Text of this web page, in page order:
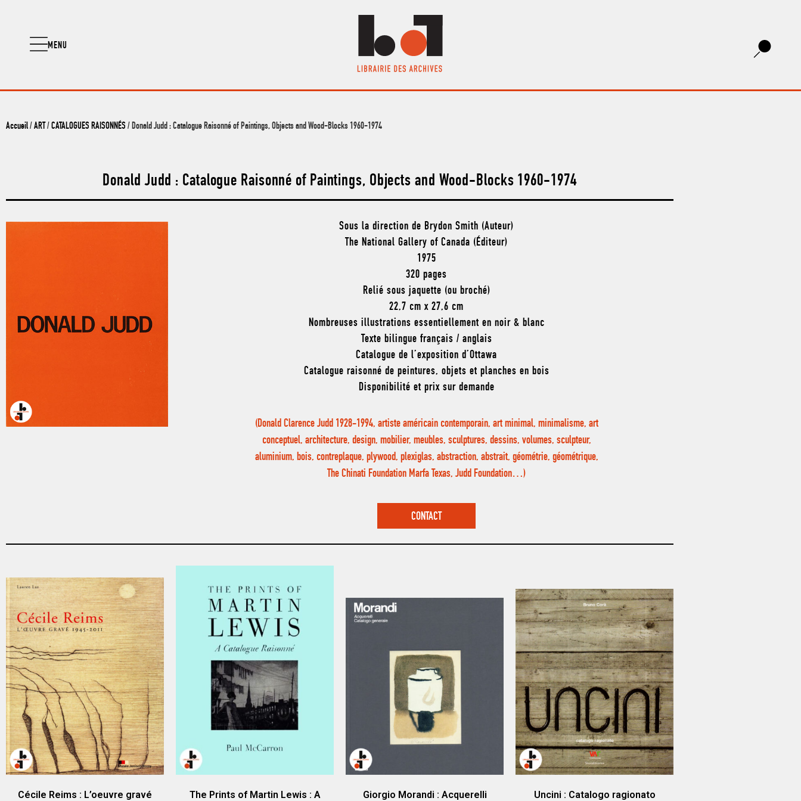
MENU
Accueil/ ART / CATALOGUES RAISONNÉS / Donald Judd : Catalogue Raisonné of Paintings, Objects and Wood-Blocks 1960-1974
Donald Judd : Catalogue Raisonné of Paintings, Objects and Wood-Blocks 1960-1974
Sous la direction de Brydon Smith (Auteur)
The National Gallery of Canada (Éditeur)
1975
320 pages
Relié sous jaquette (ou broché)
22,7 cm x 27,6 cm
Nombreuses illustrations essentiellement en noir & blanc
Texte bilingue français / anglais
Catalogue de l’exposition d’Ottawa
Catalogue raisonné de peintures, objets et planches en bois
Disponibilité et prix sur demande
(Donald Clarence Judd 1928-1994, artiste américain contemporain, art minimal, minimalisme, art
conceptuel, architecture, design, mobilier, meubles, sculptures, dessins, volumes, sculpteur,
aluminium, bois, contreplaque, plywood, plexiglas, abstraction, abstrait, géométrie, géométrique,
The Chinati Foundation Marfa Texas, Judd Foundation…)
CONTACT
Cécile Reims : L’oeuvre gravé
The Prints of Martin Lewis : A
Giorgio Morandi : Acquerelli
Uncini : Catalogo ragionato